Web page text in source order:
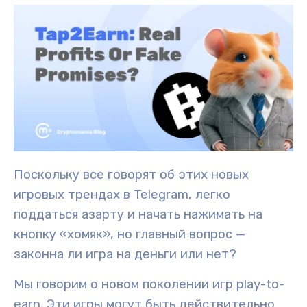
Поскольку все говорят об этих новых
игровых трендах в Telegram, легко
поддаться азарту и начать нажимать на
кнопку «хомяк», но главный вопрос —
законна ли игра на деньги или нет?
Мы говорим о новом поколении игр play-to-